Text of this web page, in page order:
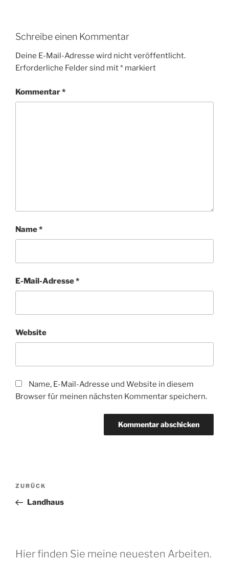
Schreibe einen Kommentar
Deine E-Mail-Adresse wird nicht veröffentlicht.
Erforderliche Felder sind mit* markiert
Kommentar*
Name*
E-Mail-Adresse*
Website
Name, E-Mail-Adresse und Website in diesem
Browser für meinen nächsten Kommentar speichern.
Beitragsnavigation
Vorheriger
Beitrag
ZURÜCK
Landhaus
Hier finden Sie meine neuesten Arbeiten.